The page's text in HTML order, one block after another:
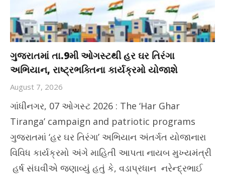
ગુજરાતમાં તા.9મી ઓગસ્ટથી હર ઘર તિરંગા
અભિયાન, રાષ્ટ્રભક્તિના કાર્યક્રમો યોજાશે
August 7, 2026
ગાંધીનગર, 07 ઓગસ્ટ 2026 : The ‘Har Ghar
Tiranga’ campaign and patriotic programs
ગુજરાતમાં ‘હર ઘર તિરંગા’ અભિયાન અંતર્ગત યોજાનારા
વિવિધ કાર્યક્રમો અંગે માહિતી આપતા નાયબ મુખ્યમંત્રી
હર્ષ સંઘવીએ જણાવ્યું હતું કે, વડાપ્રધાન નરેન્દ્રભાઈ